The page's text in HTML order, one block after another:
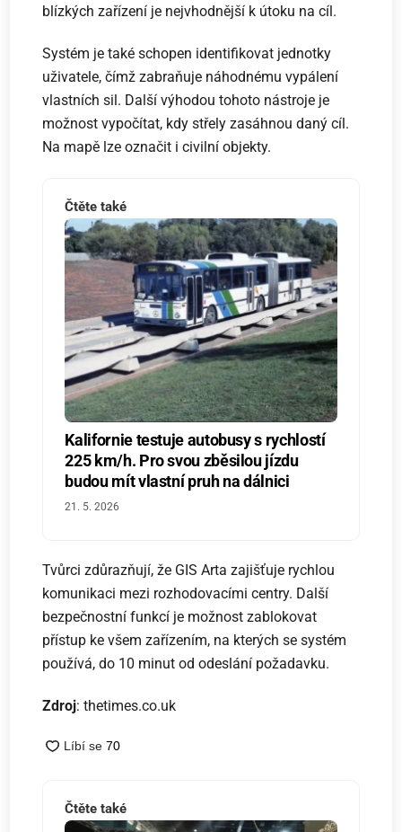
blízkých zařízení je nejvhodnější k útoku na cíl.
Systém je také schopen identifikovat jednotky
uživatele, čímž zabraňuje náhodnému vypálení
vlastních sil. Další výhodou tohoto nástroje je
možnost vypočítat, kdy střely zasáhnou daný cíl.
Na mapě lze označit i civilní objekty.
Čtěte také
Kalifornie testuje autobusy s rychlostí
225 km/h. Pro svou zběsilou jízdu
budou mít vlastní pruh na dálnici
21. 5. 2026
Tvůrci zdůrazňují, že GIS Arta zajišťuje rychlou
komunikaci mezi rozhodovacími centry. Další
bezpečnostní funkcí je možnost zablokovat
přístup ke všem zařízením, na kterých se systém
používá, do 10 minut od odeslání požadavku.
Zdroj: thetimes.co.uk
Čtěte také